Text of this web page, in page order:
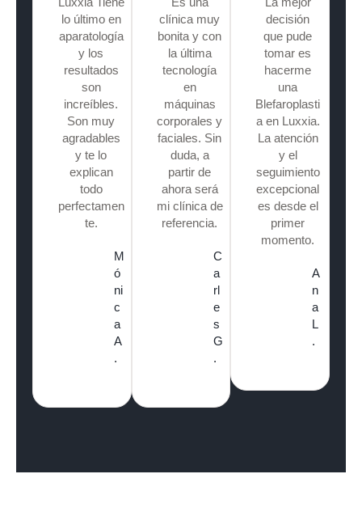
lo último en
aparatología
y los
resultados
son
increíbles.
Son muy
agradables
y te lo
explican
todo
perfectamen
te.
M
ó
ni
c
a
A
.
clínica muy
bonita y con
la última
tecnología
en
máquinas
corporales y
faciales. Sin
duda, a
partir de
ahora será
mi clínica de
referencia.
C
a
rl
e
s
G
.
decisión
que pude
tomar es
hacerme
una
Blefaroplasti
a en Luxxia.
La atención
y el
seguimiento
excepcional
es desde el
primer
momento.
A
n
a
L
.